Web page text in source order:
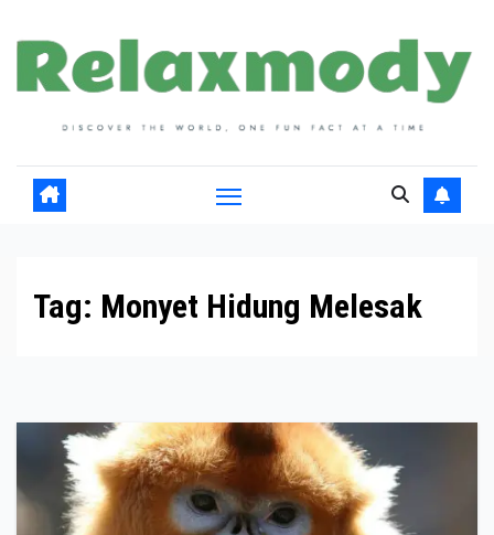
content
Tag: Monyet Hidung Melesak